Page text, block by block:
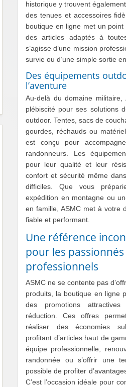
historique y trouvent
des tenues et accessoires
boutique en ligne met un point
des articles adaptés à
s’agisse d’une mission
survie ou d’une simple sortie
Des équipements
l’aventure
Au-delà du domaine militaire,
plébiscité pour ses solutions
outdoor. Tentes, sacs de
gourdes, réchauds ou
est conçu pour
randonneurs. Les
pour leur qualité et leur
confort et sécurité même
difficiles. Que vous
expédition en montagne ou
en famille, ASMC met à votre
fiable et performant.
Une référence
pour les passionnés
professionnels
ASMC ne se contente pas
produits, la boutique en ligne
des promotions
réduction. Ces offres
réaliser des économies
profitant d’articles haut de
équipe professionnelle,
randonnée ou s’offrir une
possible de profiter
C’est l’occasion idéale pour